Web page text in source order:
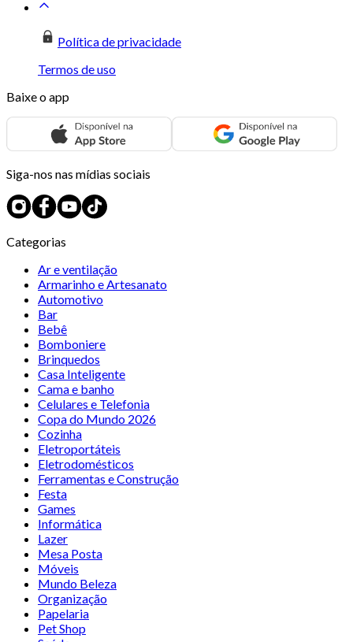
Política de privacidade
Termos de uso
Baixe o app
Siga-nos nas mídias sociais
Categorias
Ar e ventilação
Armarinho e Artesanato
Automotivo
Bar
Bebê
Bomboniere
Brinquedos
Casa Inteligente
Cama e banho
Celulares e Telefonia
Copa do Mundo 2026
Cozinha
Eletroportáteis
Eletrodomésticos
Ferramentas e Construção
Festa
Games
Informática
Lazer
Mesa Posta
Móveis
Mundo Beleza
Organização
Papelaria
Pet Shop